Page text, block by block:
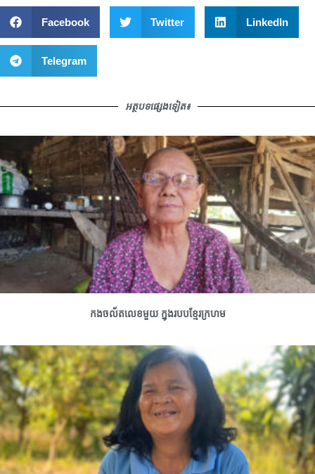
Facebook Twitter LinkedIn
Telegram
អត្ថបទផ្សេងទៀត៖
កងចល័តលេខមួយ ក្នុងរបបខ្មែរក្រហម